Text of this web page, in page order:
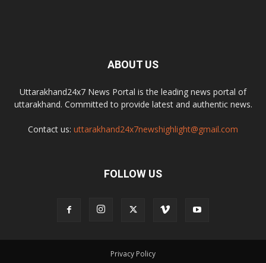
ABOUT US
Uttarakhand24x7 News Portal is the leading news portal of
uttarakhand. Committed to provide latest and authentic news.
Contact us: uttarakhand24x7newshighlight@gmail.com
FOLLOW US
Privacy Policy